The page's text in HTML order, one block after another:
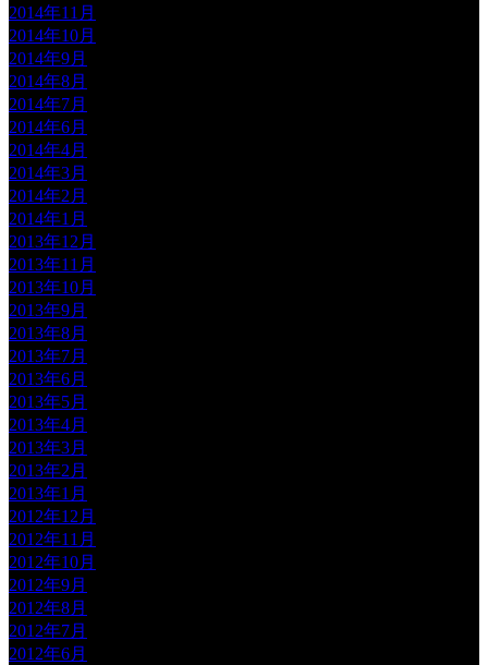
2014年11月
2014年10月
2014年9月
2014年8月
2014年7月
2014年6月
2014年4月
2014年3月
2014年2月
2014年1月
2013年12月
2013年11月
2013年10月
2013年9月
2013年8月
2013年7月
2013年6月
2013年5月
2013年4月
2013年3月
2013年2月
2013年1月
2012年12月
2012年11月
2012年10月
2012年9月
2012年8月
2012年7月
2012年6月